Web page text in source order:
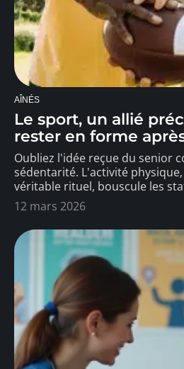
AÎNÉS
Le sport, un allié
rester en forme
Oubliez l'idée reçue du senior
sédentarité. L'activité
véritable rituel, bouscule les
12 mars 2026